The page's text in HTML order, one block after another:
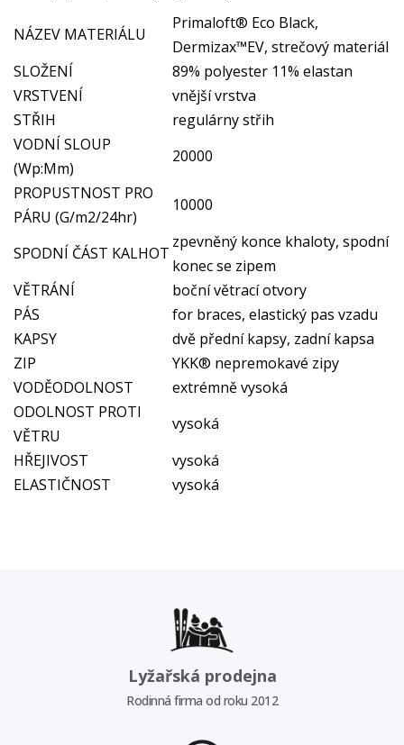
NÁZEV MATERIÁLU
Primaloft® Eco Black,
Dermizax™EV, strečový materiál
SLOŽENÍ
89% polyester 11% elastan
VRSTVENÍ
vnější vrstva
STŘIH
regulárny střih
VODNÍ SLOUP
(Wp:Mm)
20000
PROPUSTNOST PRO
PÁRU (G/m2/24hr)
10000
SPODNÍ ČÁST KALHOT
zpevněný konce khaloty, spodní
konec se zipem
VĚTRÁNÍ
boční větrací otvory
PÁS
for braces, elastický pas vzadu
KAPSY
dvě přední kapsy, zadní kapsa
ZIP
YKK® nepremokavé zipy
VODĚODOLNOST
extrémně vysoká
ODOLNOST PROTI
VĚTRU
vysoká
HŘEJIVOST
vysoká
ELASTIČNOST
vysoká
Lyžařská prodejna
Rodinná firma od roku 2012